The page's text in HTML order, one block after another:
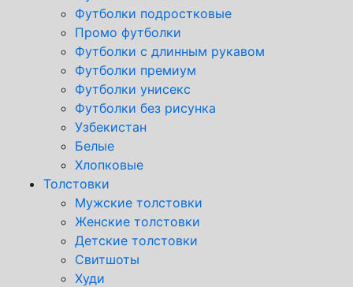
Футболки подростковые
Промо футболки
Футболки с длинным рукавом
Футболки премиум
Футболки унисекс
Футболки без рисунка
Узбекистан
Белые
Хлопковые
Толстовки
Мужские толстовки
Женские толстовки
Детские толстовки
Свитшоты
Худи